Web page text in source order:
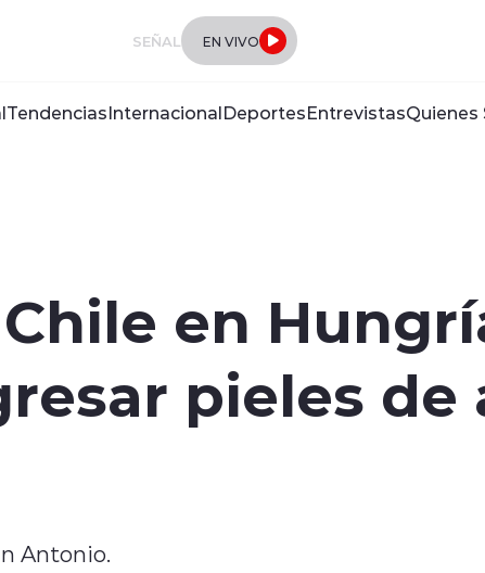
SEÑAL EN VIVO
TendenciasInternacionalDeportesEntrevistasQuienes
en
pieles de
Antonio.